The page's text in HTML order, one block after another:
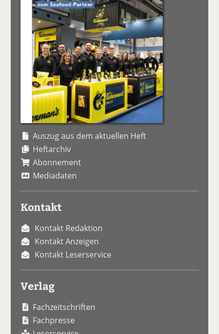
Auszug aus dem aktuellen Heft
Heftarchiv
Abonnement
Mediadaten
Kontakt
Kontakt Redaktion
Kontakt Anzeigen
Kontakt Leserservice
Verlag
Fachzeitschriften
Fachpresse